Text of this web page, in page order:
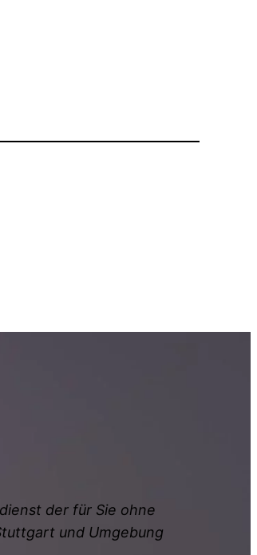
der für Sie ohne
und Umgebung